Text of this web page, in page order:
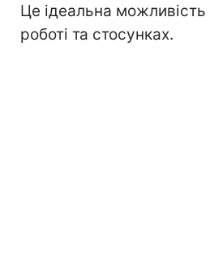
Це ідеальна
роботі та стосунках.